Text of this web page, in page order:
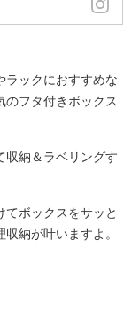
ラックにおすすめな
のフタ付きボックス
収納＆ラベリングす
てボックスをサッと
納が叶いますよ。